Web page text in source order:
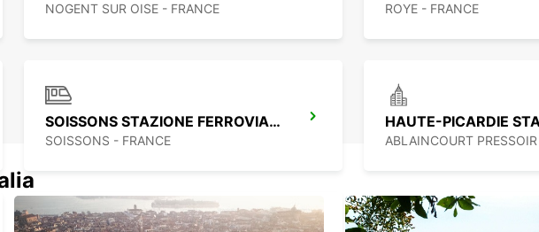
NOGENT SUR OISE - FRANCE ROYE - FRANCE
SOISSONS STAZIONE FERROVIARIA - PUNTO DI SERVIZIO
SOISSONS - FRANCE ABLAINCOURT